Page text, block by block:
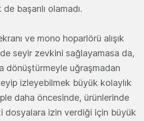
başarılı olamadı.
ve mono hoparlörü alışık
seyir zevkini sağlayamasa da,
dönüştürmeyle uğraşmadan
izleyebilmek büyük kolaylık
daha öncesinde, ürünlerinde
dosyalara izin verdiği için büyük